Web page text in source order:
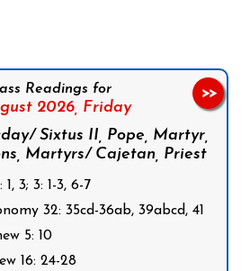
Readings for
2026, Friday
Sixtus II, Pope, Martyr,
Martyrs/ Cajetan, Priest
3; 3: 1-3, 6-7
32: 35cd-36ab, 39abcd, 41
5: 10
16: 24-28
>>